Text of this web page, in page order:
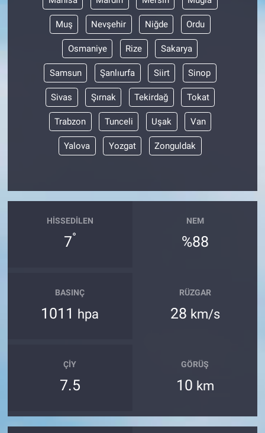
Muş Nevşehir Niğde Ordu
Osmaniye Rize Sakarya
Samsun Şanlıurfa Siirt Sinop
Sivas Şırnak Tekirdağ Tokat
Trabzon Tunceli Uşak Van
Yalova Yozgat Zonguldak
HISSEDILEN
7°
NEM
%88
BASINÇ
1011 hpa
RÜZGAR
28 km/s
ÇIY
7.5
GÖRÜŞ
10 km